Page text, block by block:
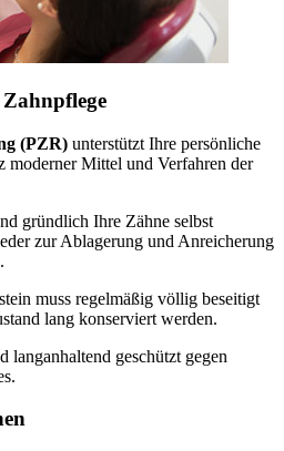
(PZR) unterstützt Ihre persönliche
moderner Mittel und Verfahren der
gründlich Ihre Zähne selbst
zur Ablagerung und Anreicherung
muss regelmäßig völlig beseitigt
lang konserviert werden.
langanhaltend geschützt gegen